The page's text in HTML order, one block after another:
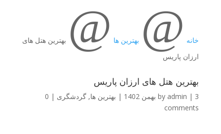
خانه @ بهترین ها @ بهترین هتل های
ارزان پاریس
بهترین هتل های ارزان پاریس
by admin | 3 بهمن 1402 | بهترین ها, گردشگری |
0
comments